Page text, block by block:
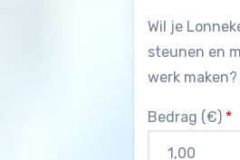
Wil je
steunen en
werk
Bedrag (€) *